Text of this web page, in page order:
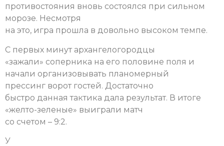
противостояния вновь состоялся при сильном
морозе. Несмотря
на это, игра прошла в довольно высоком темпе.
С первых минут архангелогородцы
«зажали» соперника на его половине поля и
начали организовывать планомерный
прессинг ворот гостей. Достаточно
быстро данная тактика дала результат. В итоге
«желто-зеленые» выиграли матч
со счетом – 9:2.
У